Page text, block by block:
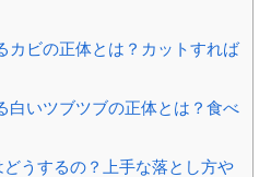
カビの正体とは？カットすれば
白いツブツブの正体とは？食べ
うするの？上手な落とし方や